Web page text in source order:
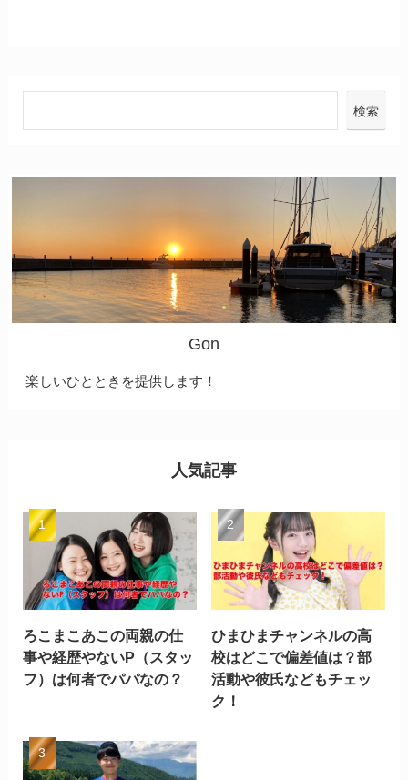
検索
Gon
楽しいひとときを提供します！
人気記事
ろこまこあこの両親の仕
事や経歴やないP（スタッ
フ）は何者でパパなの？
ひまひまチャンネルの高
校はどこで偏差値は？部
活動や彼氏などもチェッ
ク！